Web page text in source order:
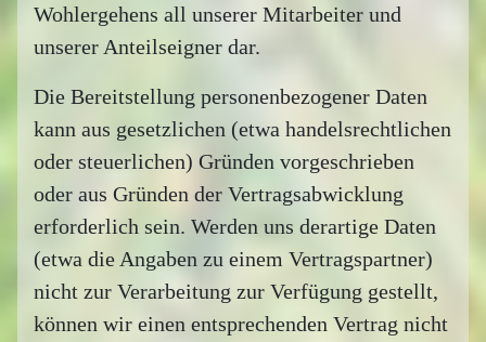
Wohlergehens all unserer Mitarbeiter und
unserer Anteilseigner dar.
Die Bereitstellung personenbezogener Daten
kann aus gesetzlichen (etwa handelsrechtlichen
oder steuerlichen) Gründen vorgeschrieben
oder aus Gründen der Vertragsabwicklung
erforderlich sein. Werden uns derartige Daten
(etwa die Angaben zu einem Vertragspartner)
nicht zur Verarbeitung zur Verfügung gestellt,
können wir einen entsprechenden Vertrag nicht